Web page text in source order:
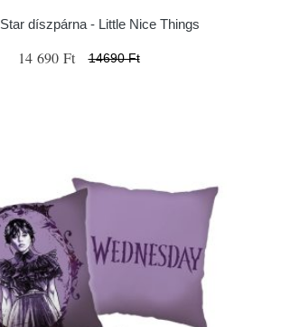
díszpárna - Little Nice Things
14 690 Ft 14690 Ft